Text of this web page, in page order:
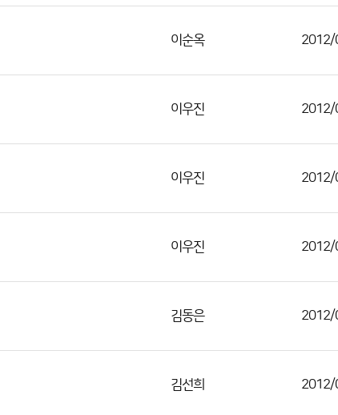
이순옥 2012/
이우진 2012/
이우진 2012/
이우진 2012/
김동은 2012/
김선희 2012/